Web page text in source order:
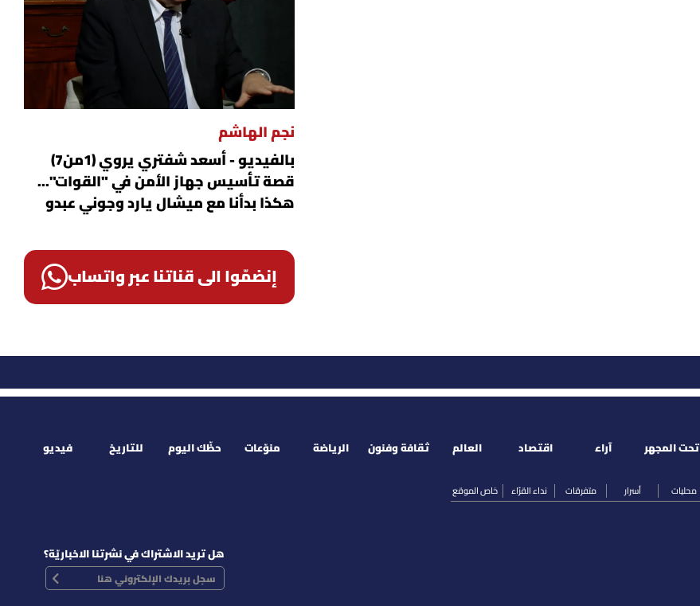
نجم الهاشم
بالفيديو - أسعد شفتري يروي (1من7)
قصة تأسيس جهاز الأمن في "القوات"...
هكذا بدأنا مع ميشال يارد وجوني عبدو
إنضمّوا الى قناتنا عبر واتساب
محليات أسرار متفرقات نداء القرّاء خاص الموقع
تحت المجهر آراء اقتصاد العالم ثقافة وفنون الرياضة منوّعات حظّك اليوم للتاريخ فيديو
هل تريد الاشتراك في نشرتنا الاخباريّة؟